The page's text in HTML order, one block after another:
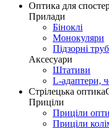
Оптика для
Прилади
Біноклі
Монокуляри
Підзорні
Аксесуари
Штативи
L-адаптери,
Стрілецька оптика
Приціли
Приціли
Приціли